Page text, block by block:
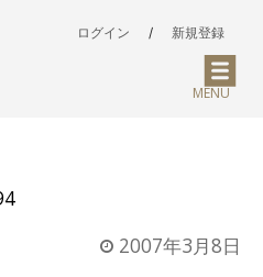
ログイン / 新規登録
MENU
2007年3月8日